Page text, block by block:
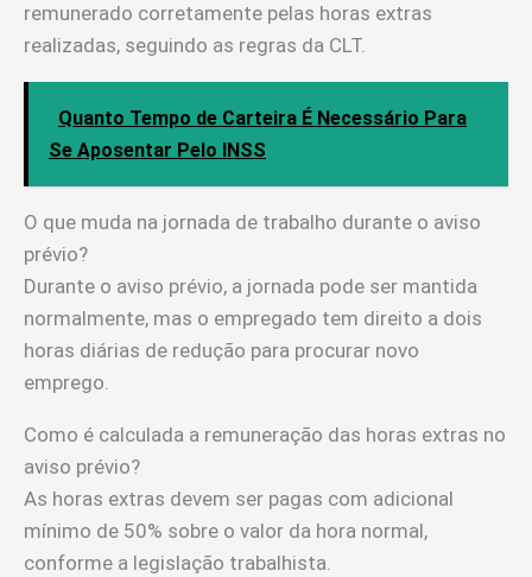
remunerado corretamente pelas horas extras
realizadas, seguindo as regras da CLT.
Quanto Tempo de Carteira É Necessário Para
Se Aposentar Pelo INSS
O que muda na jornada de trabalho durante o aviso
prévio?
Durante o aviso prévio, a jornada pode ser mantida
normalmente, mas o empregado tem direito a dois
horas diárias de redução para procurar novo
emprego.
Como é calculada a remuneração das horas extras no
aviso prévio?
As horas extras devem ser pagas com adicional
mínimo de 50% sobre o valor da hora normal,
conforme a legislação trabalhista.